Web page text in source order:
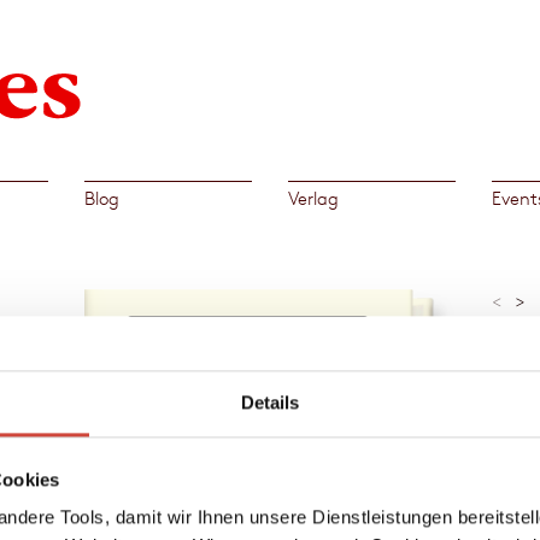
Details
Tools, damit wir Ihnen unsere Dienstleistungen
Blog Verlag
< >
→